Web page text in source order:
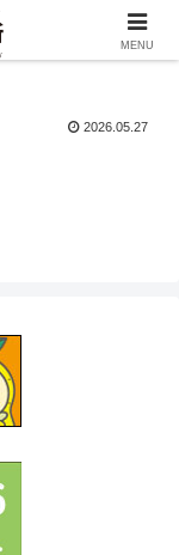
2026.05.27
MENU